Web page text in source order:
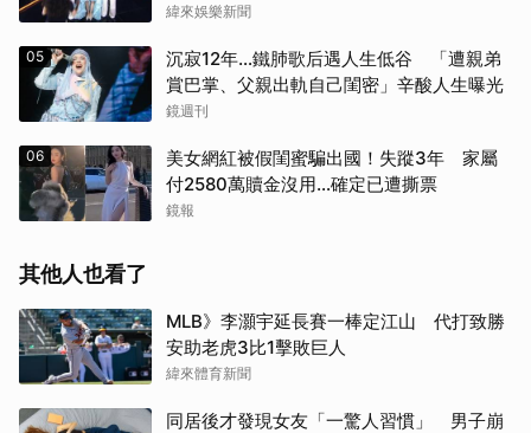
緯來娛樂新聞
05
沉寂12年…鐵肺歌后遇人生低谷 「遭親弟
賞巴掌、父親出軌自己閨密」辛酸人生曝光
鏡週刊
06
美女網紅被假閨蜜騙出國！失蹤3年 家屬
付2580萬贖金沒用…確定已遭撕票
鏡報
其他人也看了
MLB》李灝宇延長賽一棒定江山 代打致勝
安助老虎3比1擊敗巨人
緯來體育新聞
同居後才發現女友「一驚人習慣」 男子崩
取消